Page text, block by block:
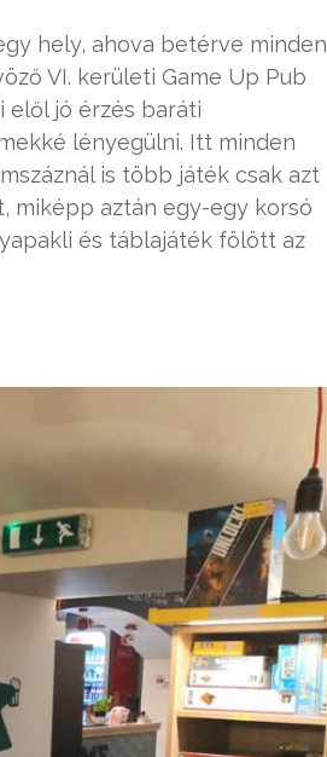
hely, ahova betérve minden
VI. kerületi Game Up Pub
elől jó érzés baráti
lényegülni. Itt minden
is több játék csak azt
miképp aztán egy-egy korsó
és táblajáték fölött az